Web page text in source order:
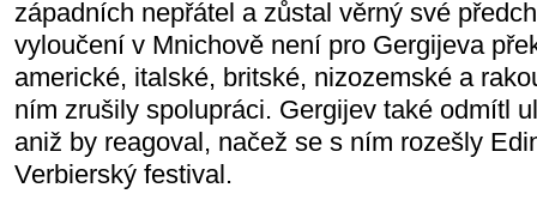
západních nepřátel a zůstal věrný své
vyloučení v Mnichově není pro Gergijeva
americké, italské, britské, nizozemské a
ním zrušily spolupráci. Gergijev také odmítl
aniž by reagoval, načež se s ním rozešly
Verbierský festival.